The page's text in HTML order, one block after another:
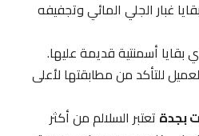
الجلي المائي وتجفيفه
أسمنتية قديمة عليها.
للتأكد من مطابقتها لأعلى
تعتبر السلالم من أكثر